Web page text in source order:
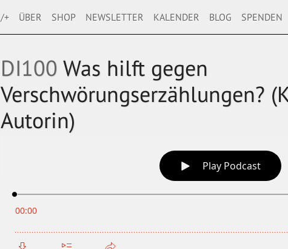
/+ ÜBER SHOP NEWSLETTER KALENDER BLOG SPENDEN
DI100 Was hilft gegen
Verschwörungserzählungen?
Autorin)